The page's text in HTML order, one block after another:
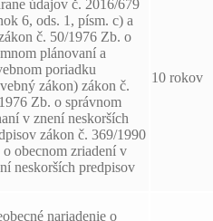
údajov č. 2016/679
6, ods. 1, písm. c) a
č. 50/1976 Zb. o
plánovaní a
poriadku
zákon) zákon č.
Zb. o správnom
v znení neskorších
zákon č. 369/1990
o obecnom zriadení v
neskorších predpisov
10 rokov
nariadenie o